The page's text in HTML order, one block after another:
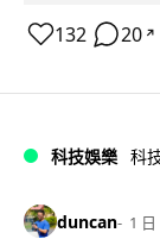
132 20 ↗
科技娛樂 科
duncan 1 日